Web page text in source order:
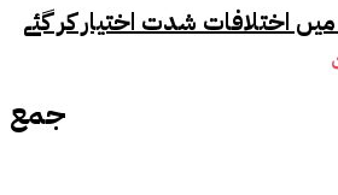
اختلافات شدت اختیار کر گئے
جمع